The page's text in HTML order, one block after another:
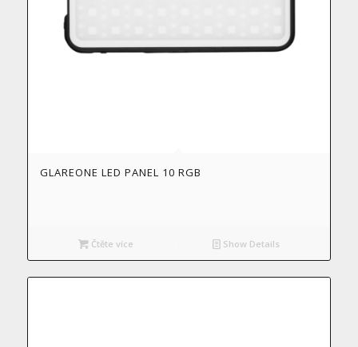
GLAREONE LED PANEL 10 RGB
Čtěte více Show Details